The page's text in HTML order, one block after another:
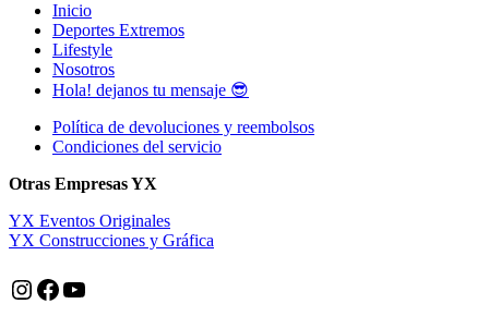
Inicio
Deportes Extremos
Lifestyle
Nosotros
Hola! dejanos tu mensaje 😎
Política de devoluciones y reembolsos
Condiciones del servicio
Otras Empresas YX
YX Eventos Originales
YX Construcciones y Gráfica
Instagram
Facebook
YouTube